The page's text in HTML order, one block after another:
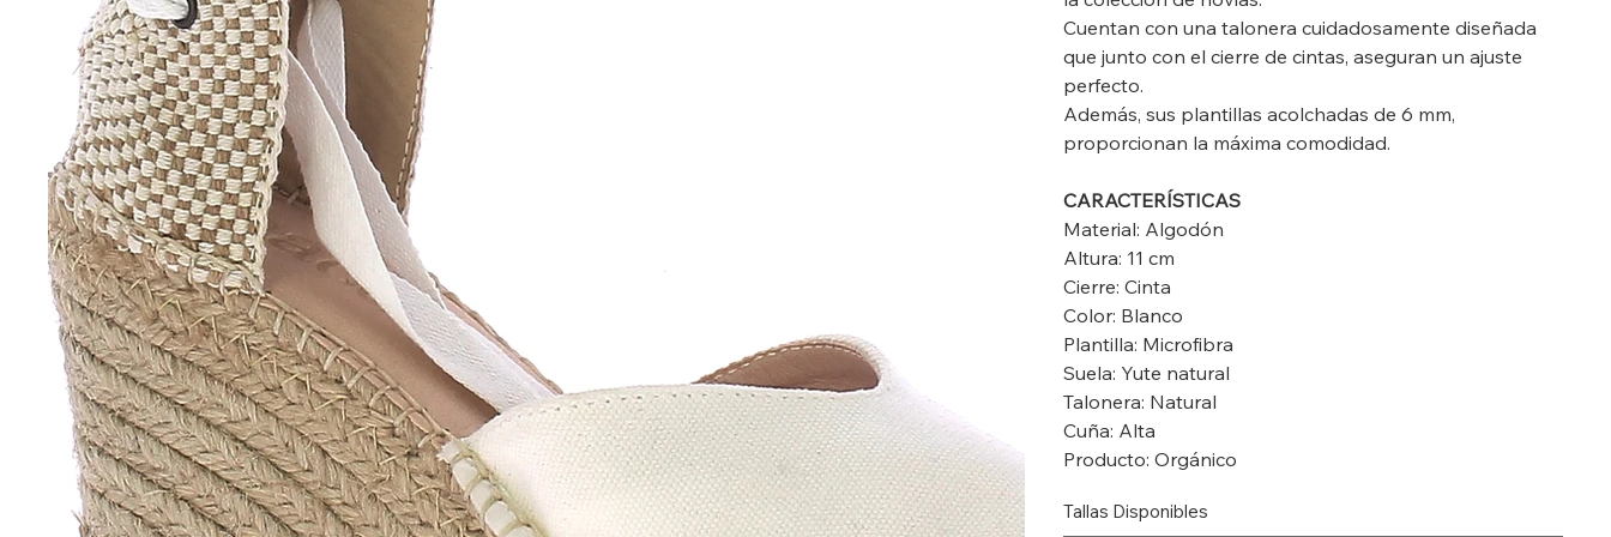
Cuentan con una talonera cuidadosamente diseñada
que junto con el cierre de cintas, aseguran un ajuste
perfecto.
Además, sus plantillas acolchadas de 6 mm,
proporcionan la máxima comodidad.
CARACTERÍSTICAS
Material: Algodón
Altura: 11 cm
Cierre: Cinta
Color: Blanco
Plantilla: Microfibra
Suela: Yute natural
Talonera: Natural
Cuña: Alta
Producto: Orgánico
Tallas Disponibles